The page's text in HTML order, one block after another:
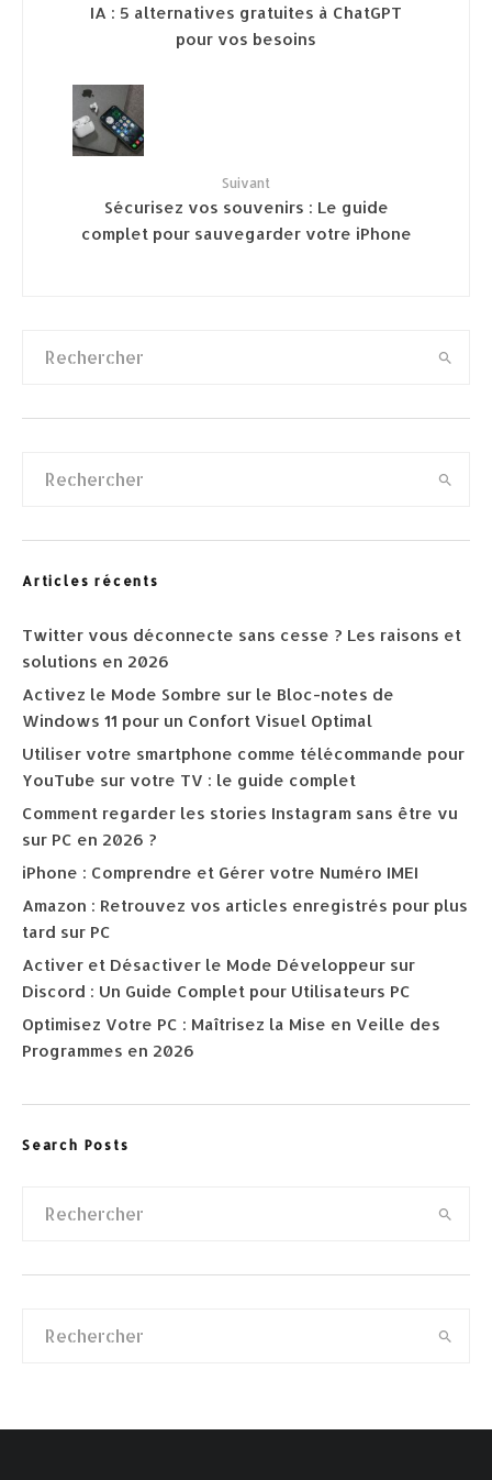
IA : 5 alternatives gratuites à ChatGPT
pour vos besoins
Suivant
Sécurisez vos souvenirs : Le guide
complet pour sauvegarder votre iPhone
Articles récents
Twitter vous déconnecte sans cesse ? Les raisons et
solutions en 2026
Activez le Mode Sombre sur le Bloc-notes de
Windows 11 pour un Confort Visuel Optimal
Utiliser votre smartphone comme télécommande pour
YouTube sur votre TV : le guide complet
Comment regarder les stories Instagram sans être vu
sur PC en 2026 ?
iPhone : Comprendre et Gérer votre Numéro IMEI
Amazon : Retrouvez vos articles enregistrés pour plus
tard sur PC
Activer et Désactiver le Mode Développeur sur
Discord : Un Guide Complet pour Utilisateurs PC
Optimisez Votre PC : Maîtrisez la Mise en Veille des
Programmes en 2026
Search Posts